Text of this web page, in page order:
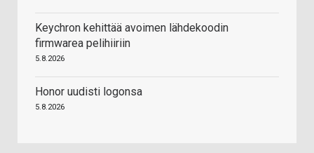
Keychron kehittää avoimen lähdekoodin
firmwarea pelihiiriin
5.8.2026
Honor uudisti logonsa
5.8.2026